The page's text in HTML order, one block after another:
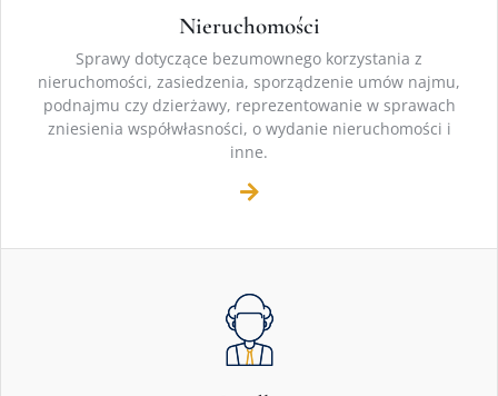
Nieruchomości
Sprawy dotyczące bezumownego korzystania z
nieruchomości, zasiedzenia, sporządzenie umów najmu,
podnajmu czy dzierżawy, reprezentowanie w sprawach
zniesienia współwłasności, o wydanie nieruchomości i
inne.